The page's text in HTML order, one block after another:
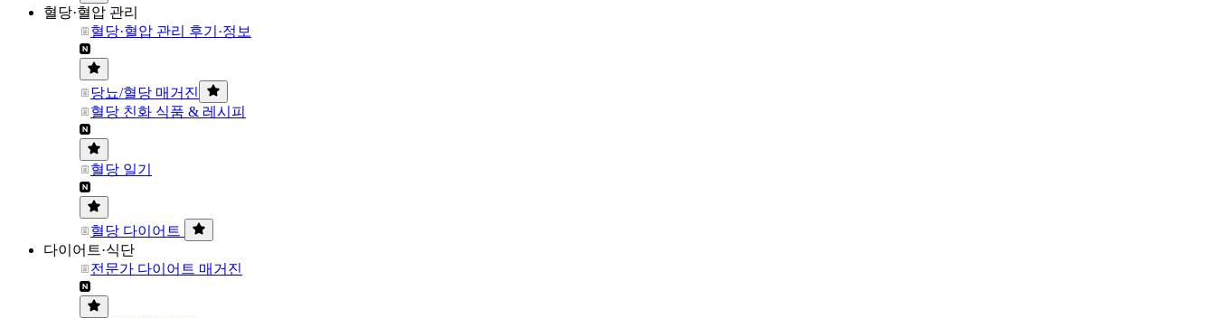
혈당·혈압 관리
혈당·혈압 관리 후기·정보
당뇨/혈당 매거진
혈당 친화 식품 & 레시피
혈당 일기
혈당 다이어트
다이어트·식단
전문가 다이어트 매거진